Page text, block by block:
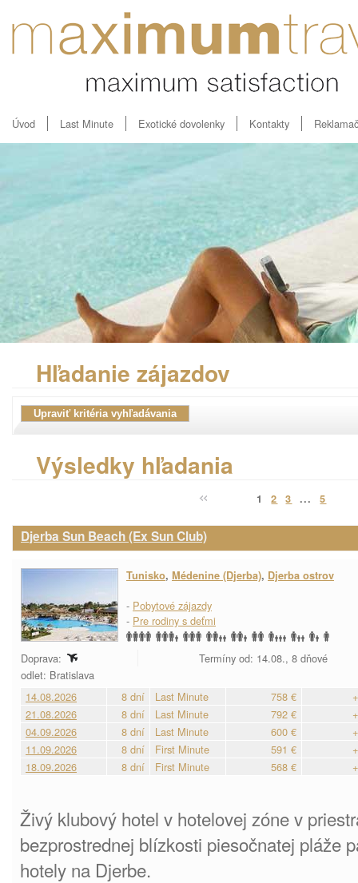
Úvod Last Minute Exotické dovolenky Kontakty
Hľadanie zájazdov
Výsledky hľadania
1 2 3 ...5
Djerba Sun Beach (Ex Sun Club)
Tunisko, Médenine (Djerba), Djerba ostrov
- Pobytové zájazdy
- Pre rodiny s deťmi
Doprava:
Termíny od: 14.08., 8 dňové
odlet: Bratislava
14.08.2026
8 dní Last Minute 758 €
21.08.2026
8 dní Last Minute 792 €
04.09.2026
8 dní Last Minute 600 €
11.09.2026
8 dní First Minute 591 €
18.09.2026
8 dní First Minute 568 €
Živý klubový hotel v hotelovej zóne v
bezprostrednej blízkosti piesočnatej pláže
hotely na Djerbe.